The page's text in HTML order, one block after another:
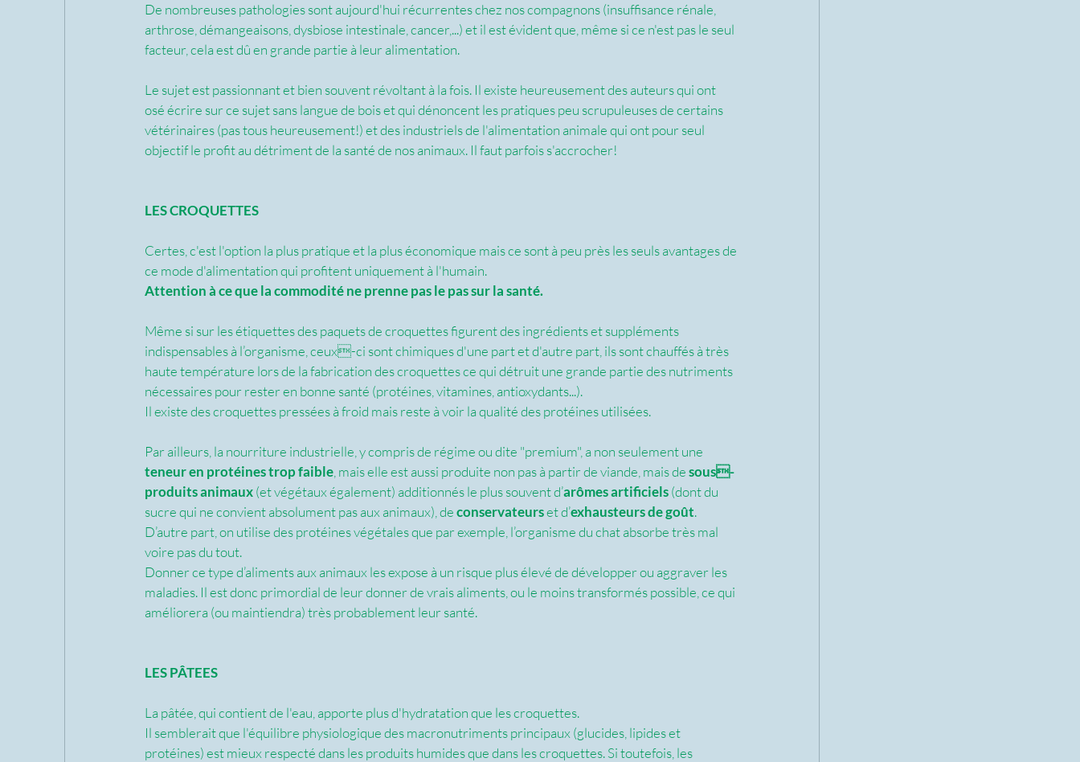
De nombreuses pathologies sont aujourd'hui récurrentes chez nos compagnons (insuffisance rénale,
arthrose, démangeaisons, dysbiose intestinale, cancer,...) et il est évident que, même si ce n'est pas le seul
facteur, cela est dû en grande partie à leur alimentation.
Le sujet est passionnant et bien souvent révoltant à la fois. Il existe heureusement des auteurs qui ont
osé écrire sur ce sujet sans langue de bois et qui dénoncent les pratiques peu scrupuleuses de certains
vétérinaires (pas tous heureusement!) et des industriels de l'alimentation animale qui ont pour seul
objectif le profit au détriment de la santé de nos animaux. Il faut parfois s'accrocher!
LES CROQUETTES
Certes, c'est l'option la plus pratique et la plus économique mais ce sont à peu près les seuls avantages de
ce mode d'alimentation qui profitent uniquement à l'humain.
Attention à ce que la commodité ne prenne pas le pas sur la santé.
Même si sur les étiquettes des paquets de croquettes figurent des ingrédients et suppléments
indispensables à l’organisme, ceux-ci sont chimiques d'une part et d'autre part, ils sont chauffés à très
haute température lors de la fabrication des croquettes ce qui détruit une grande partie des nutriments
nécessaires pour rester en bonne santé (protéines, vitamines, antioxydants...).
Il existe des croquettes pressées à froid mais reste à voir la qualité des protéines utilisées.
Par ailleurs, la nourriture industrielle, y compris de régime ou dite "premium", a non seulement une
teneur en protéines trop faible , mais elle est aussi produite non pas à partir de viande, mais de sous-
produits animaux (et végétaux également) additionnés le plus souvent d’arômes artificiels (dont du
sucre qui ne convient absolument pas aux animaux), de conservateurs et d’exhausteurs de goût.
D’autre part, on utilise des protéines végétales que par exemple, l’organisme du chat absorbe très mal
voire pas du tout.
Donner ce type d’aliments aux animaux les expose à un risque plus élevé de développer ou aggraver les
maladies. Il est donc primordial de leur donner de vrais aliments, ou le moins transformés possible, ce qui
améliorera (ou maintiendra) très probablement leur santé.
LES PÂTEES
La pâtée, qui contient de l'eau, apporte plus d'hydratation que les croquettes.
Il semblerait que l'équilibre physiologique des macronutriments principaux (glucides, lipides et
protéines) est mieux respecté dans les produits humides que dans les croquettes. Si toutefois, les